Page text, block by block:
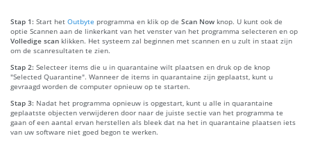
Stap 1: Start het Outbyte programma en klik op de Scan Now knop. U kunt ook de
optie Scannen aan de linkerkant van het venster van het programma selecteren en op
Volledige scan klikken. Het systeem zal beginnen met scannen en u zult in staat zijn
om de scanresultaten te zien.
Stap 2: Selecteer items die u in quarantaine wilt plaatsen en druk op de knop
"Selected Quarantine". Wanneer de items in quarantaine zijn geplaatst, kunt u
gevraagd worden de computer opnieuw op te starten.
Stap 3: Nadat het programma opnieuw is opgestart, kunt u alle in quarantaine
geplaatste objecten verwijderen door naar de juiste sectie van het programma te
gaan of een aantal ervan herstellen als bleek dat na het in quarantaine plaatsen iets
van uw software niet goed begon te werken.